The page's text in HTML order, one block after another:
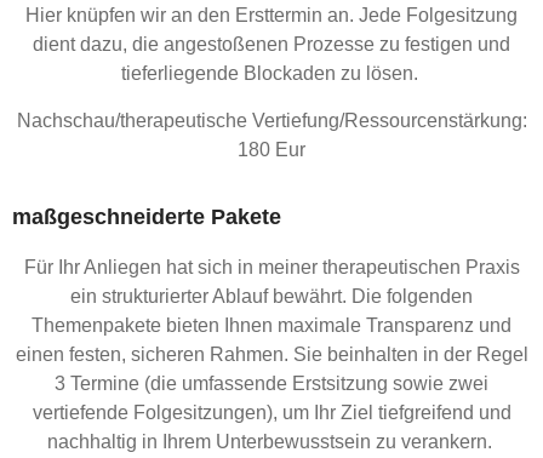
Hier knüpfen wir an den Ersttermin an. Jede Folgesitzung
dient dazu, die angestoßenen Prozesse zu festigen und
tieferliegende Blockaden zu lösen.
Nachschau/therapeutische Vertiefung/Ressourcenstärkung:
180 Eur
maßgeschneiderte Pakete
Für Ihr Anliegen hat sich in meiner therapeutischen Praxis
ein strukturierter Ablauf bewährt. Die folgenden
Themenpakete bieten Ihnen maximale Transparenz und
einen festen, sicheren Rahmen. Sie beinhalten in der Regel
3 Termine (die umfassende Erstsitzung sowie zwei
vertiefende Folgesitzungen), um Ihr Ziel tiefgreifend und
nachhaltig in Ihrem Unterbewusstsein zu verankern.